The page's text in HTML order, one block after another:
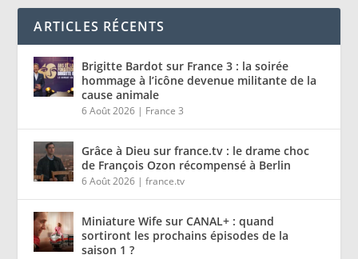
ARTICLES RÉCENTS
Brigitte Bardot sur France 3 : la soirée
hommage à l’icône devenue militante de la
cause animale
6 Août 2026 | France 3
Grâce à Dieu sur france.tv : le drame choc
de François Ozon récompensé à Berlin
6 Août 2026 |france.tv
Miniature Wife sur CANAL+ : quand
sortiront les prochains épisodes de la
saison 1 ?